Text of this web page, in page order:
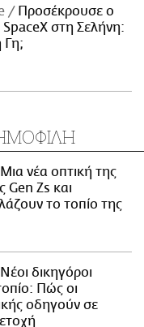
Προσέκρουσε ο
στη Σελήνη:
Γη;
νέα οπτική της
Gen Zs και
το τοπίο της
δικηγόροι
Πώς οι
οδηγούν σε